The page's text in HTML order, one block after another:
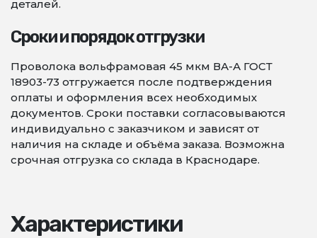
деталей.
Сроки и порядок отгрузки
Проволока вольфрамовая 45 мкм ВА-А ГОСТ
18903-73 отгружается после подтверждения
оплаты и оформления всех необходимых
документов. Сроки поставки согласовываются
индивидуально с заказчиком и зависят от
наличия на складе и объёма заказа. Возможна
срочная отгрузка со склада в Краснодаре.
Характеристики